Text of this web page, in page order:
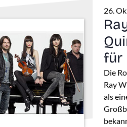
26.
für
Die
Ray
als